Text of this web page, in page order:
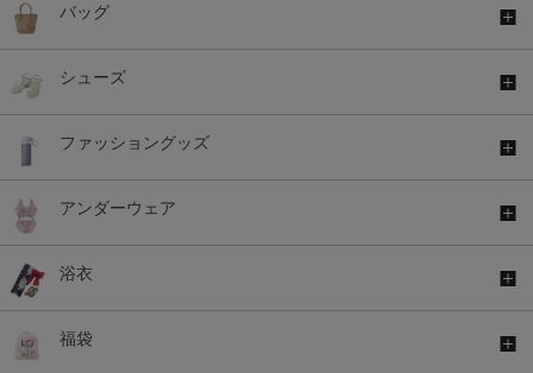
バッグ
シューズ
ファッショングッズ
アンダーウェア
浴衣
福袋